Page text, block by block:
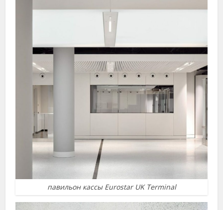
павильон кассы Eurostar UK Terminal